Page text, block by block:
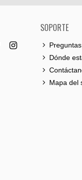
SOPORTE
Dónde
Mapa del